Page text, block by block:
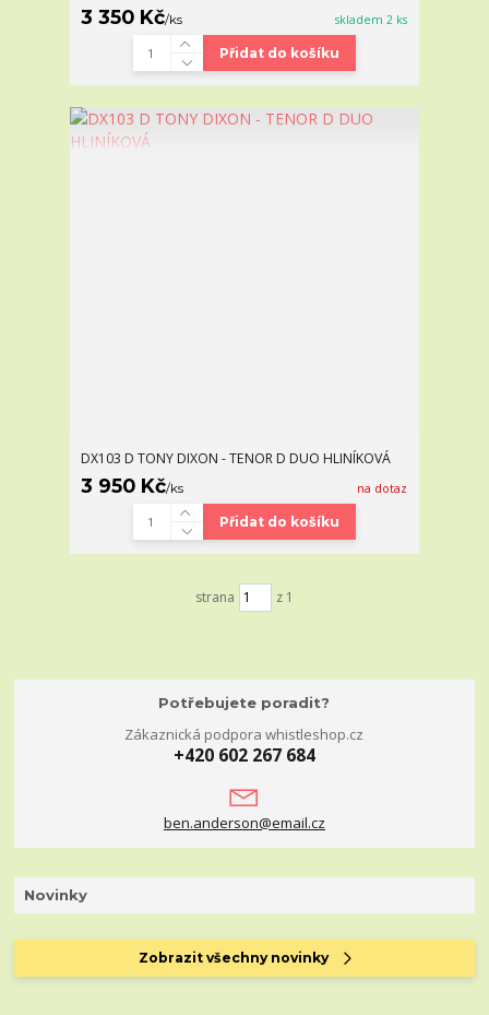
3 350 Kč/ks skladem 2 ks
Přidat do košíku
DX103 D TONY DIXON - TENOR D DUO HLINÍKOVÁ
3 950 Kč/ks na dotaz
Přidat do košíku
strana z 1
Potřebujete poradit?
Zákaznická podpora whistleshop.cz
+420 602 267 684
ben.anderson@email.cz
Novinky
Zobrazit všechny novinky